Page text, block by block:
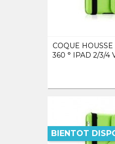
COQUE
360 ° IPAD 2/3/4
BIENTOT